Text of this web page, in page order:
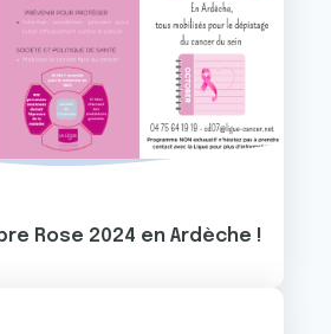
Rose 2024 en Ardèche !